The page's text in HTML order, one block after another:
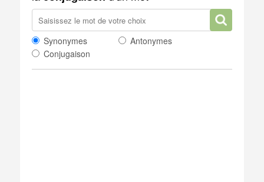
Synonymes
Antonymes
Conjugaison